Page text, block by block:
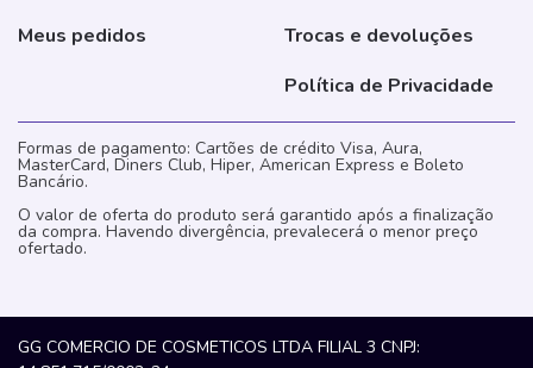
Meus pedidos
Trocas e devoluções
Política de Privacidade
Formas de pagamento: Cartões de crédito Visa, Aura,
MasterCard, Diners Club, Hiper, American Express e Boleto
Bancário.
O valor de oferta do produto será garantido após a finalização
da compra. Havendo divergência, prevalecerá o menor preço
ofertado.
GG COMERCIO DE COSMETICOS LTDA FILIAL 3 CNPJ: